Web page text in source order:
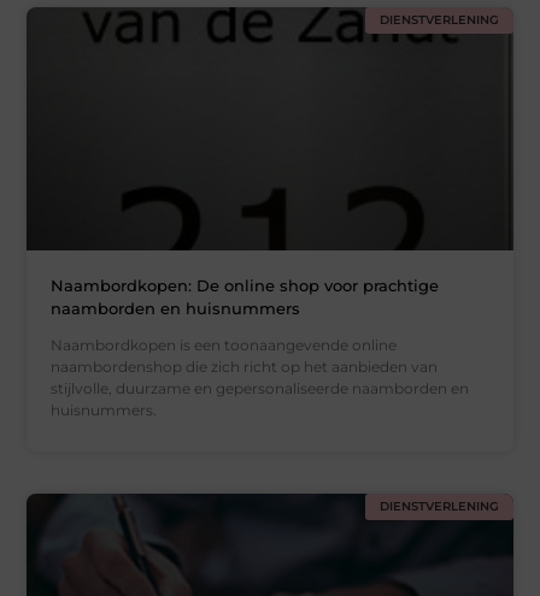
DIENSTVERLENING
Naambordkopen: De online shop voor prachtige
naamborden en huisnummers
Naambordkopen is een toonaangevende online
naambordenshop die zich richt op het aanbieden van
stijlvolle, duurzame en gepersonaliseerde naamborden en
huisnummers.
DIENSTVERLENING